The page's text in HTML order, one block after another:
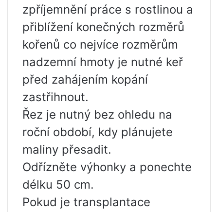
zpříjemnění práce s rostlinou a
přiblížení konečných rozměrů
kořenů co nejvíce rozměrům
nadzemní hmoty je nutné keř
před zahájením kopání
zastřihnout.
Řez je nutný bez ohledu na
roční období, kdy plánujete
maliny přesadit.
Odřízněte výhonky a ponechte
délku 50 cm.
Pokud je transplantace